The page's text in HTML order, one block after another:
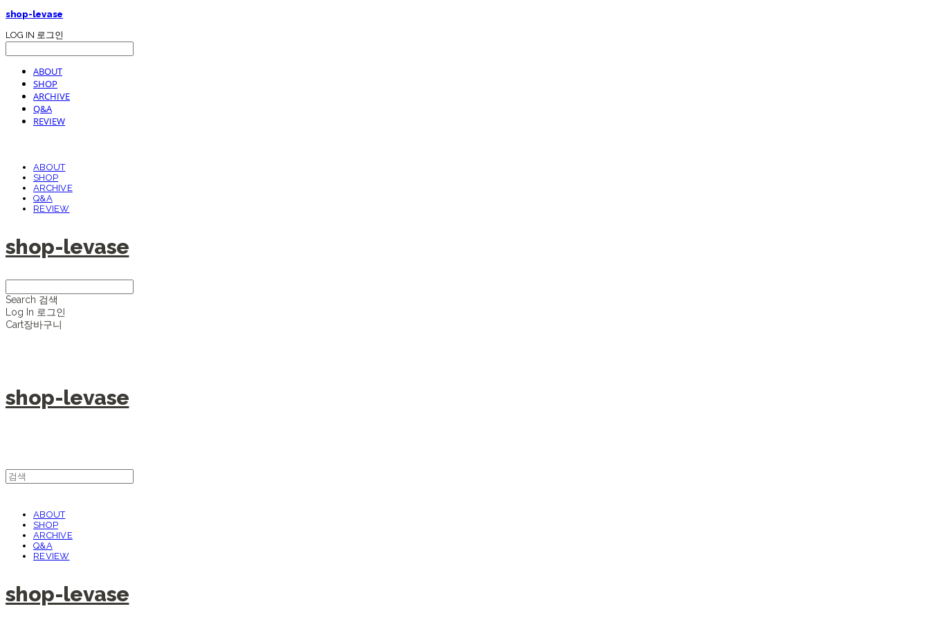
shop-levase
LOG IN 로그인
ABOUT
SHOP
ARCHIVE
Q&A
REVIEW
ABOUT
SHOP
ARCHIVE
Q&A
REVIEW
shop-levase
Search 검색
Log In 로그인
Cart장바구니
shop-levase
ABOUT
SHOP
ARCHIVE
Q&A
REVIEW
shop-levase